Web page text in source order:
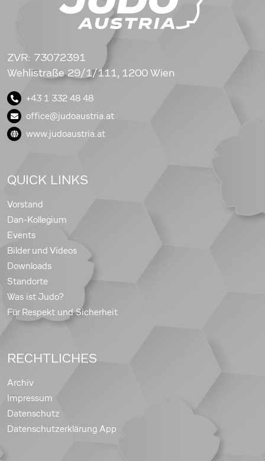
ZVR: 73072391
Wehlistraße 29/1/111, 1200 Wien
+43 1 332 48 48
office@judoaustria.at
www.judoaustria.at
QUICK LINKS
Vorstand
Dan-Kollegium
Events
Bilder und Videos
Downloads
Standorte
Was ist Judo?
Für Respekt und Sicherheit
RECHTLICHES
Archiv
Impressum
Datenschutz
Datenschutzerklärung App